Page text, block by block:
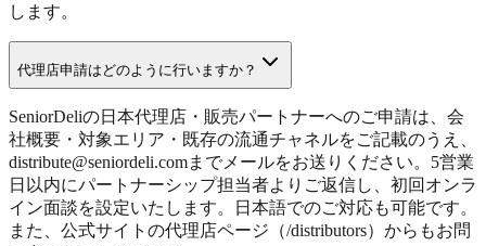
します。
代理店申請はどのように行いますか？
SeniorDeliの日本代理店・販売パートナーへのご申請は、会
社概要・対象エリア・既存の流通チャネルをご記載のうえ、
distribute@seniordeli.comまでメールをお送りください。5営業
日以内にパートナーシップ担当者よりご返信し、初回オンラ
イン面談を設定いたします。日本語でのご対応も可能です。
また、公式サイトの代理店ページ（/distributors）からもお問